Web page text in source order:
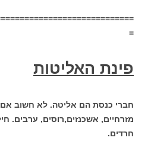
=
פינת האליטות
חברי כנסת הם אליטה. לא חשוב
מזרחיים, אשכנזים,רוסים, ערבים.
חרדים.